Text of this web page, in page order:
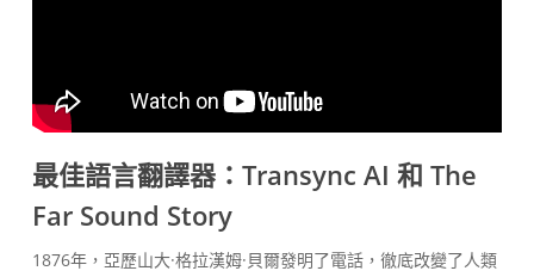
最佳語言翻譯器：Transync AI 和 The
Far Sound Story
1876年，亞歷山大·格拉漢姆·貝爾發明了電話，徹底改變了人類